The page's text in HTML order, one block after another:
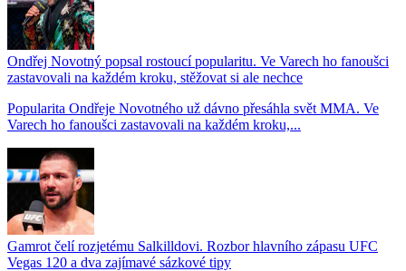
Ondřej Novotný popsal rostoucí popularitu. Ve Varech ho fanoušci
zastavovali na každém kroku, stěžovat si ale nechce
Popularita Ondřeje Novotného už dávno přesáhla svět MMA. Ve
Varech ho fanoušci zastavovali na každém kroku,...
Gamrot čelí rozjetému Salkilldovi. Rozbor hlavního zápasu UFC
Vegas 120 a dva zajímavé sázkové tipy